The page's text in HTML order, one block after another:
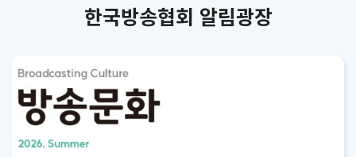
한국방송협회 알림광장